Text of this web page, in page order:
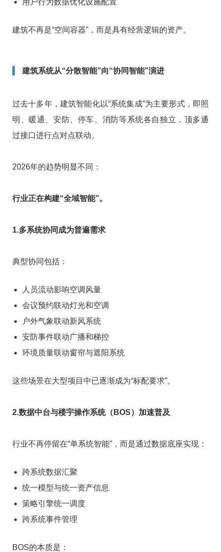
建筑不再是“空间容器”，而是具有经营逻辑的资产。
建筑系统从“分散智能”向“协同智能”演进
过去十多年，建筑智能化以“系统集成”为主要形式，即照
明、暖通、安防、停车、消防等系统各自独立，顶多通
过接口进行点对点联动。
2026年的趋势明显不同：
行业正在构建“全域智能”。
1.多系统协同成为普遍需求
典型协同包括：
人员流动影响空调风量
会议预约联动灯光和空调
户外气象联动新风系统
安防事件联动广播和梯控
环境质量联动窗帘与遮阳系统
这些场景在大型项目中已逐渐成为“标配要求”。
2.数据中台与楼宇操作系统（BOS）加速普及
行业不再停留在“单系统智能”，而是通过数据底座实现：
跨系统数据汇聚
统一模型与统一资产信息
策略引擎统一调度
跨系统事件管理
BOS的本质是：